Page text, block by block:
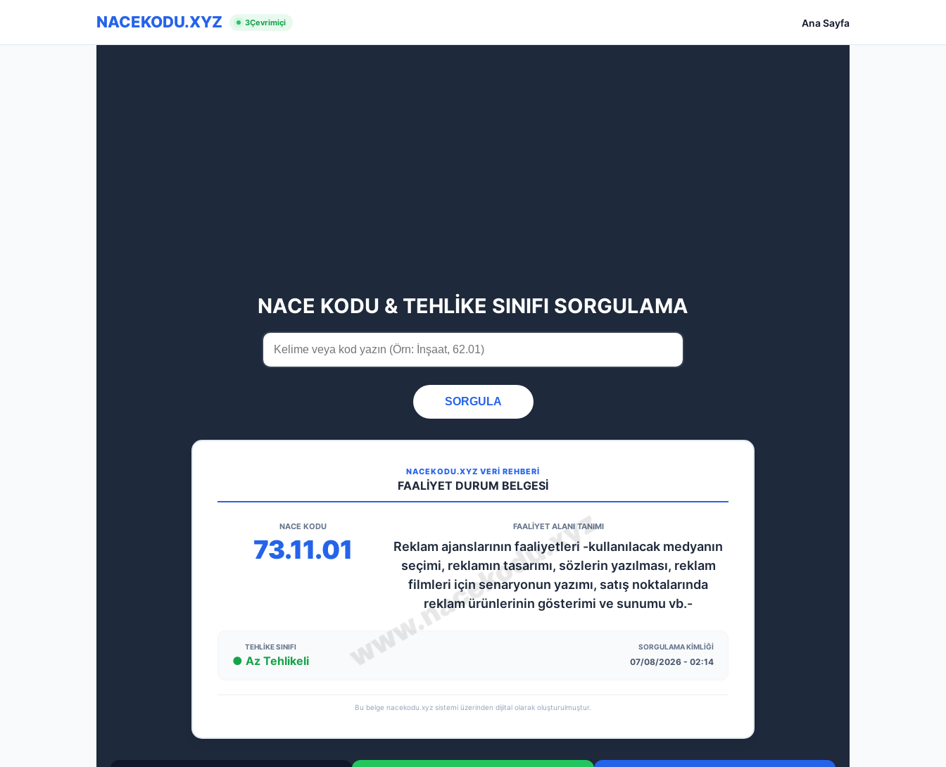
NACEKODU.XYZ 3Çevrimiçi Ana Sayfa
NACE KODU & TEHLİKE SINIFI SORGULAMA
SORGULA
NACEKODU.XYZ VERİ REHBERİ
FAALİYET DURUM BELGESİ
NACE KODU
73.11.01
FAALİYET ALANI TANIMI
Reklam ajanslarının faaliyetleri -kullanılacak medyanın
seçimi, reklamın tasarımı, sözlerin yazılması, reklam
filmleri için senaryonun yazımı, satış noktalarında
reklam ürünlerinin gösterimi ve sunumu vb.-
TEHLIKE SINIFI
● Az Tehlikeli
SORGULAMA KIMLIĞI
07/08/2026 - 02:14
Bu belge nacekodu.xyz sistemi üzerinden dijital olarak oluşturulmuştur.